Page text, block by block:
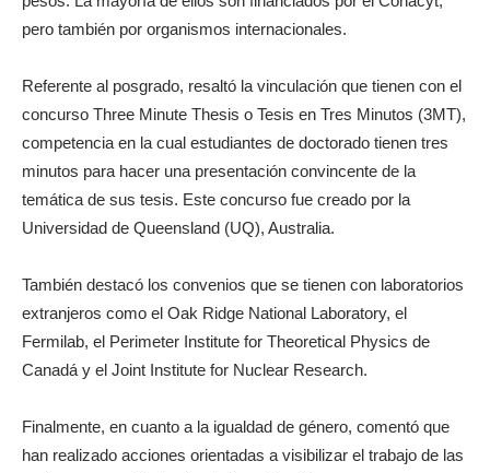
pero también por organismos internacionales.
Referente al posgrado, resaltó la vinculación que tienen con el
concurso Three Minute Thesis o Tesis en Tres Minutos (3MT),
competencia en la cual estudiantes de doctorado tienen tres
minutos para hacer una presentación convincente de la
temática de sus tesis. Este concurso fue creado por la
Universidad de Queensland (UQ), Australia.
También destacó los convenios que se tienen con laboratorios
extranjeros como el Oak Ridge National Laboratory, el
Fermilab, el Perimeter Institute for Theoretical Physics de
Canadá y el Joint Institute for Nuclear Research.
Finalmente, en cuanto a la igualdad de género, comentó que
han realizado acciones orientadas a visibilizar el trabajo de las